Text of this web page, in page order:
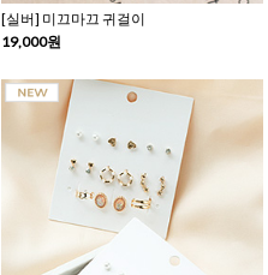
[실버] 미끄마끄 귀걸이
19,000원